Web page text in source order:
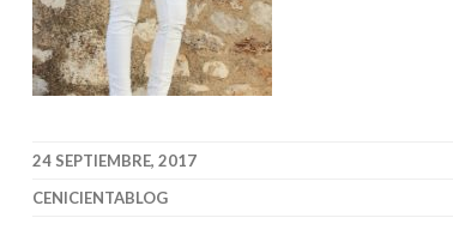
24 SEPTIEMBRE, 2017
CENICIENTABLOG